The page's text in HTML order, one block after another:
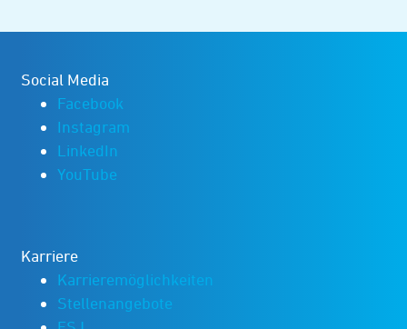
Social Media
Facebook
Instagram
LinkedIn
YouTube
Karriere
Karrieremöglichkeiten
Stellenangebote